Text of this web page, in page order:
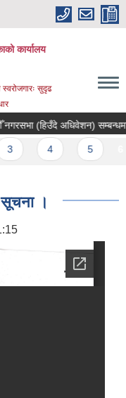
कार्यालय
सुदृढ
(हिउँदे अधिवेशन) सम्बन्धमा ।
सूचना ।